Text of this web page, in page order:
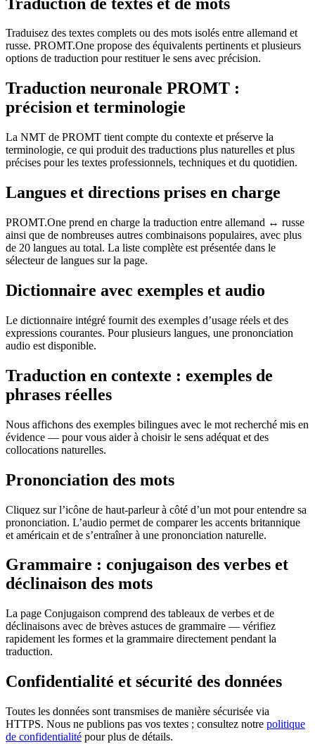
Traduisez des textes complets ou des mots isolés entre allemand et
russe. PROMT.One propose des équivalents pertinents et plusieurs
options de traduction pour restituer le sens avec précision.
Traduction neuronale PROMT :
précision et terminologie
La NMT de PROMT tient compte du contexte et préserve la
terminologie, ce qui produit des traductions plus naturelles et plus
précises pour les textes professionnels, techniques et du quotidien.
Langues et directions prises en charge
PROMT.One prend en charge la traduction entre allemand ↔ russe
ainsi que de nombreuses autres combinaisons populaires, avec plus
de 20 langues au total. La liste complète est présentée dans le
sélecteur de langues sur la page.
Dictionnaire avec exemples et audio
Le dictionnaire intégré fournit des exemples d’usage réels et des
expressions courantes. Pour plusieurs langues, une prononciation
audio est disponible.
Traduction en contexte : exemples de
phrases réelles
Nous affichons des exemples bilingues avec le mot recherché mis en
évidence — pour vous aider à choisir le sens adéquat et des
collocations naturelles.
Prononciation des mots
Cliquez sur l’icône de haut-parleur à côté d’un mot pour entendre sa
prononciation. L’audio permet de comparer les accents britannique
et américain et de s’entraîner à une prononciation naturelle.
Grammaire : conjugaison des verbes et
déclinaison des mots
La page Conjugaison comprend des tableaux de verbes et de
déclinaisons avec de brèves astuces de grammaire — vérifiez
rapidement les formes et la grammaire directement pendant la
traduction.
Confidentialité et sécurité des données
Toutes les données sont transmises de manière sécurisée via
HTTPS. Nous ne publions pas vos textes ; consultez notre politique
de confidentialité pour plus de détails.